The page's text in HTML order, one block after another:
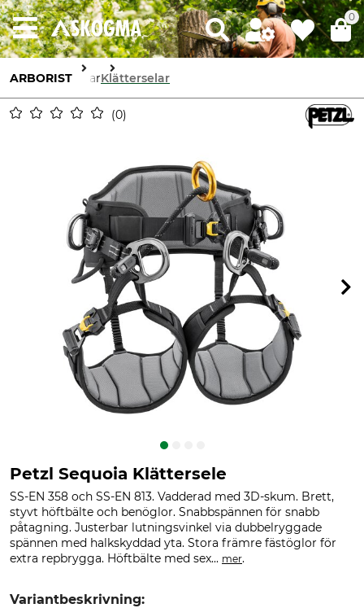
0
ARBORIST SelarKlätterselar
0
Petzl Sequoia Klättersele
SS-EN 358 och SS-EN 813. Vadderad med 3D-skum. Brett,
styvt höftbälte och benöglor. Snabbspännen för snabb
påtagning. Justerbar lutningsvinkel via dubbelryggade
spännen med halkskyddad yta. Stora främre fästöglor för
extra repbrygga. Höftbälte med sex... mer.
Variantbeskrivning: